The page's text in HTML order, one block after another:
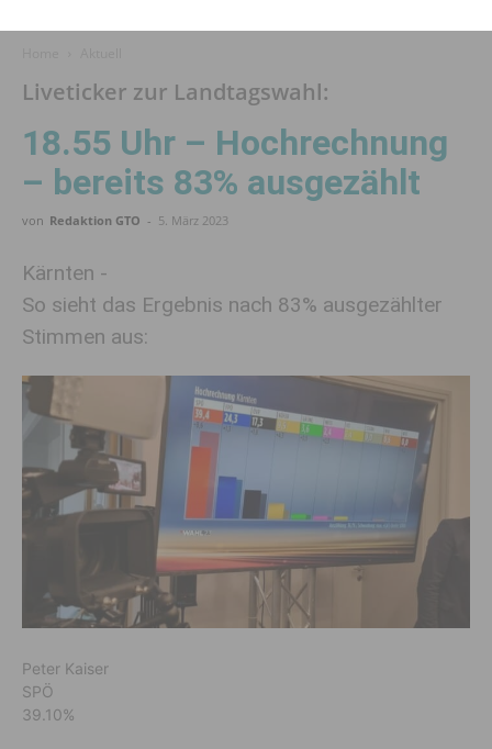
Liveticker zur Landtagswahl:
18.55 Uhr – Hochrechnung
– bereits 83% ausgezählt
von Redaktion GTO - 5. März 2023
Kärnten -
So sieht das Ergebnis nach 83% ausgezählter
Stimmen aus:
Peter Kaiser
SPÖ
39.10%